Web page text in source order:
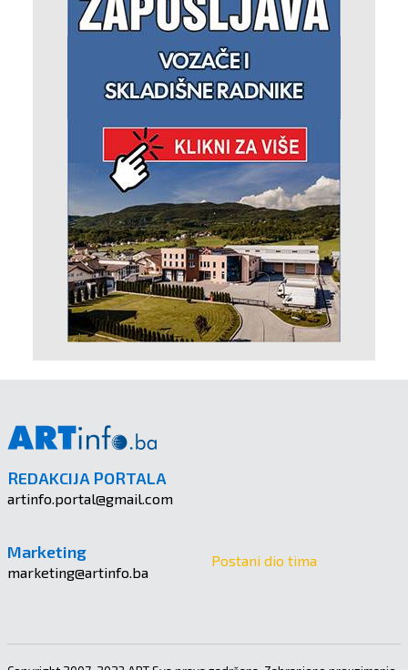
REDAKCIJA PORTALA
artinfo.portal@gmail.com
Marketing
marketing@artinfo.ba
Postani dio tima